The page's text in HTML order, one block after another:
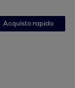
Acquisto rapido